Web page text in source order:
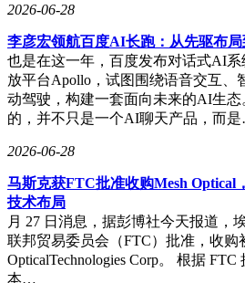
2026-06-28
李彦宏领航百度AI长跑：从先驱布
也是在这一年，百度发布对话式AI系
放平台Apollo，试图围绕语音交互、
动驾驶，构建一套面向未来的AI生
的，并不只是一个AI聊天产品，而
2026-06-28
马斯克获FTC批准收购Mesh Optical
技术布局
月 27 日消息，据彭博社今天报道，
联邦贸易委员会（FTC）批准，收购
OpticalTechnologies Corp。 根据
本…